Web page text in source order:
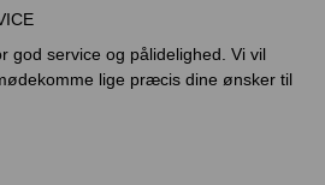
god service og pålidelighed.​ Vi vil
lige præcis dine ønsker til